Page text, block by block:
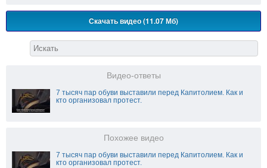
Скачать видео (11.07 Мб)
Видео-ответы
7 тысяч пар обуви выставили перед Капитолием. Как и
кто организовал протест.
Похожее видео
7 тысяч пар обуви выставили перед Капитолием. Как и
кто организовал протест.